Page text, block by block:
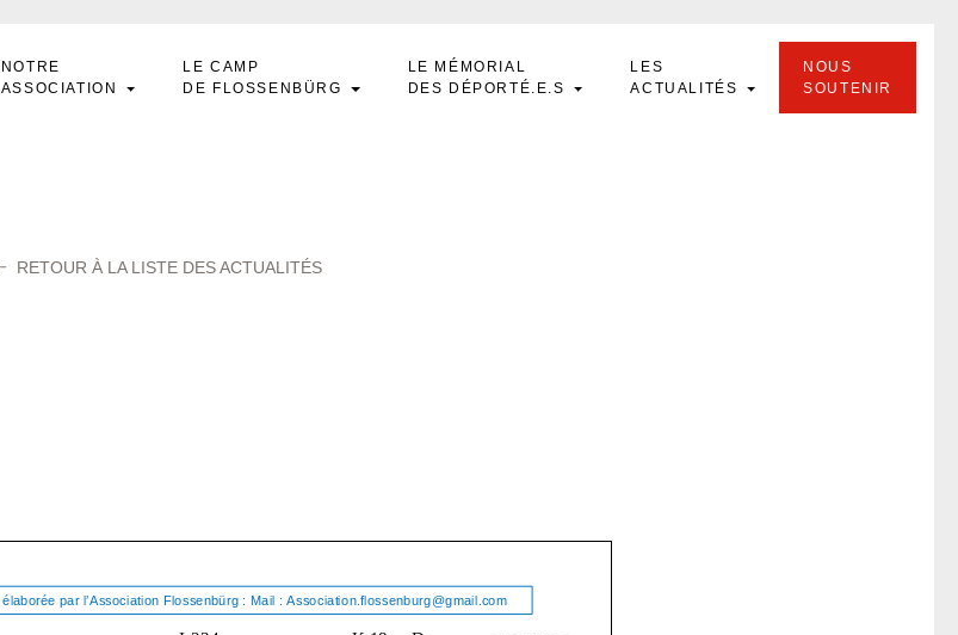
NOTRE
ASSOCIATION
LE CAMP
DE FLOSSENBÜRG
LE MÉMORIAL
DES DÉPORTÉ.E.S
LES
ACTUALITÉS
NOUS
SOUTENIR
RETOUR À LA LISTE DES ACTUALITÉS